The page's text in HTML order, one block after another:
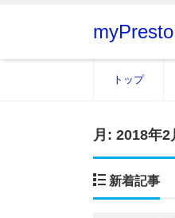
トップ
月: 2018年2
新着記事